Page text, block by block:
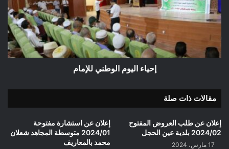
للإمام
إحياء اليوم الوطني للإمام
مقالات ذات صلة
إعلان عن طلب العروض المفتوح
2024/02 بلدية عين الحجل
17 مارس، 2024
إعلان عن استشارة مفتوحة
2024/01 متوسطة المجاهد شعلان
محمد بالمعاريف